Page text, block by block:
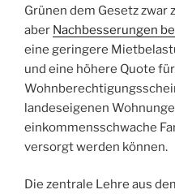
Grünen dem Gesetz
aber Nachbesserungen
eine geringere
und eine höhere Quote für
landeseigenen
einkommensschwache
versorgt werden können.
Die zentrale Lehre aus